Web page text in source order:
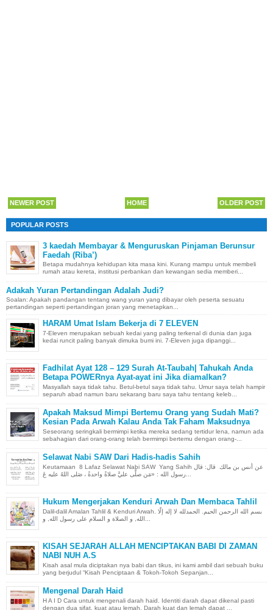
NEWER POST OLDER POST
HOME
POPULAR POSTS
3 kaedah Membayar & Menguruskan Pinjaman Berunsur
Faedah (Riba’)
Betapa mudahnya kehidupan kita masa kini. Kurang mampu untuk membeli
rumah atau kereta, institusi perbankan dan kewangan sedia memberi...
Adakah Yuran Pertandingan Adalah Judi?
Soalan: Apakah pandangan tentang wang yuran yang dibayar oleh peserta sesuatu
pertandingan seperti pertandingan joran yang menetapkan...
HARAM Umat Islam Bekerja di 7 ELEVEN
7-Eleven merupakan sebuah kedai yang paling terkenal di dunia dan juga
kedai runcit paling banyak dimuka bumi ini. 7-Eleven juga dipanggi...
Fadhilat Ayat 128 – 129 Surah At-Taubah| Tahukah Anda
Betapa POWERnya Ayat-ayat ini Jika diamalkan?
Masyallah saya tidak tahu. Betul-betul saya tidak tahu. Umur saya telah hampir
separuh abad namun baru sekarang baru saya tahu tentang keleb...
Apakah Maksud Mimpi Bertemu Orang yang Sudah Mati?
Kesian Pada Arwah Kalau Anda Tak Faham Maksudnya
Seseorang seringkali bermimpi ketika mereka sedang tertidur lena, namun ada
sebahagian dari orang-orang telah bermimpi bertemu dengan orang-...
Selawat Nabi SAW Dari Hadis-hadis Sahih
Keutamaan 8 Lafaz Selawat Nabi SAW Yang Sahih عن أنس بن مالك قال: قال
Hukum Mengerjakan Kenduri Arwah Dan Membaca Tahlil
Dalil-dalil Amalan Tahlil & Kenduri Arwah. بسم الله الرحمن الحيم. الحمدلله لا إله إلّا
KISAH SEJARAH ALLAH MENCIPTAKAN BABI DI ZAMAN
NABI NUH A.S
Kisah asal mula diciptakan nya babi dan tikus, ini kami ambil dari sebuah buku
yang berjudul “Kisah Penciptaan & Tokoh-Tokoh Sepanjan...
Mengenal Darah Haid
H A I D Cara untuk mengenali darah haid. Identiti darah dapat dikenal pasti
dengan dua sifat, kuat atau lemah. Darah kuat dan lemah dapat ...